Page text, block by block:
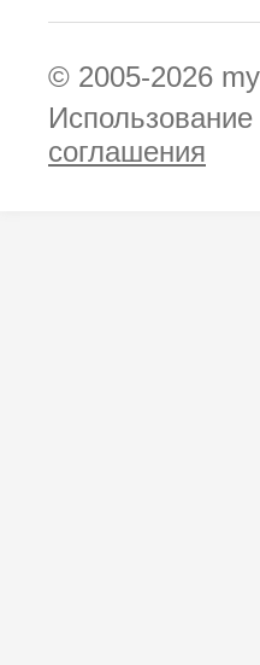
© 2005-2026
соглашения